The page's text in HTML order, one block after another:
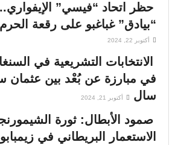
حظر اتحاد “فيسي”
“بيادق” غباغبو على رقعة
أكتوبر 22, 2024
الانتخابات التشريعية في
في مبارزة عن بُعْد بين عثمان
سال
أكتوبر 21, 2024
صمود الأبطال: ثورة
الاستعمار البريطاني في